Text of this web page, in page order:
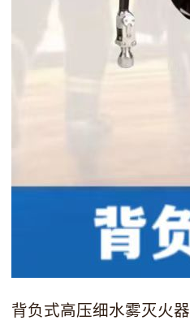
背负式高压细水雾灭火器